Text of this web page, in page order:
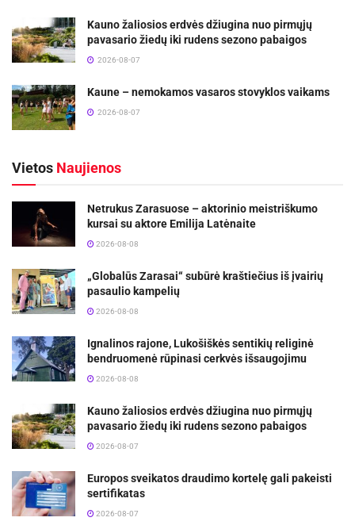
Kauno žaliosios erdvės džiugina nuo pirmųjų
pavasario žiedų iki rudens sezono pabaigos
2026-08-07
Kaune – nemokamos vasaros stovyklos vaikams
2026-08-07
Vietos Naujienos
Netrukus Zarasuose – aktorinio meistriškumo
kursai su aktore Emilija Latėnaite
2026-08-08
„Globalūs Zarasai“ subūrė kraštiečius iš įvairių
pasaulio kampelių
2026-08-08
Ignalinos rajone, Lukošiškės sentikių religinė
bendruomenė rūpinasi cerkvės išsaugojimu
2026-08-08
Kauno žaliosios erdvės džiugina nuo pirmųjų
pavasario žiedų iki rudens sezono pabaigos
2026-08-07
Europos sveikatos draudimo kortelę gali pakeisti
sertifikatas
2026-08-07